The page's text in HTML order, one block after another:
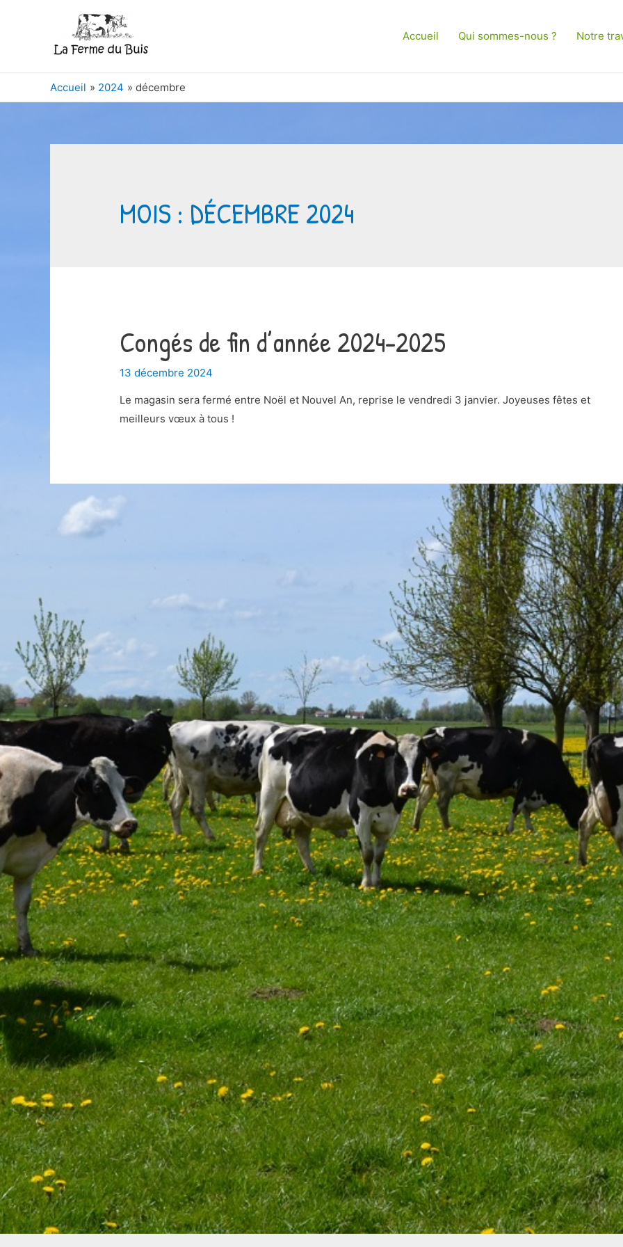
Accueil Qui sommes-nous ? Notre
Accueil 2024 décembre
MOIS : DÉCEMBRE 2024
Congés de fin d’année 2024-2025
13 décembre 2024
Le magasin sera fermé entre Noël et Nouvel An, reprise le vendredi 3 janvier. Joyeuses fêtes et
meilleurs vœux à tous !